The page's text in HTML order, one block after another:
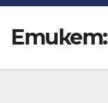
Етикет: